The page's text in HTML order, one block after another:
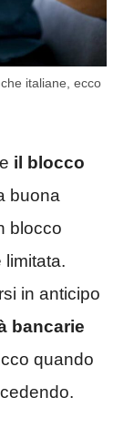
italiane, ecco
il blocco
buona
blocco
limitata.
in anticipo
bancarie
quando